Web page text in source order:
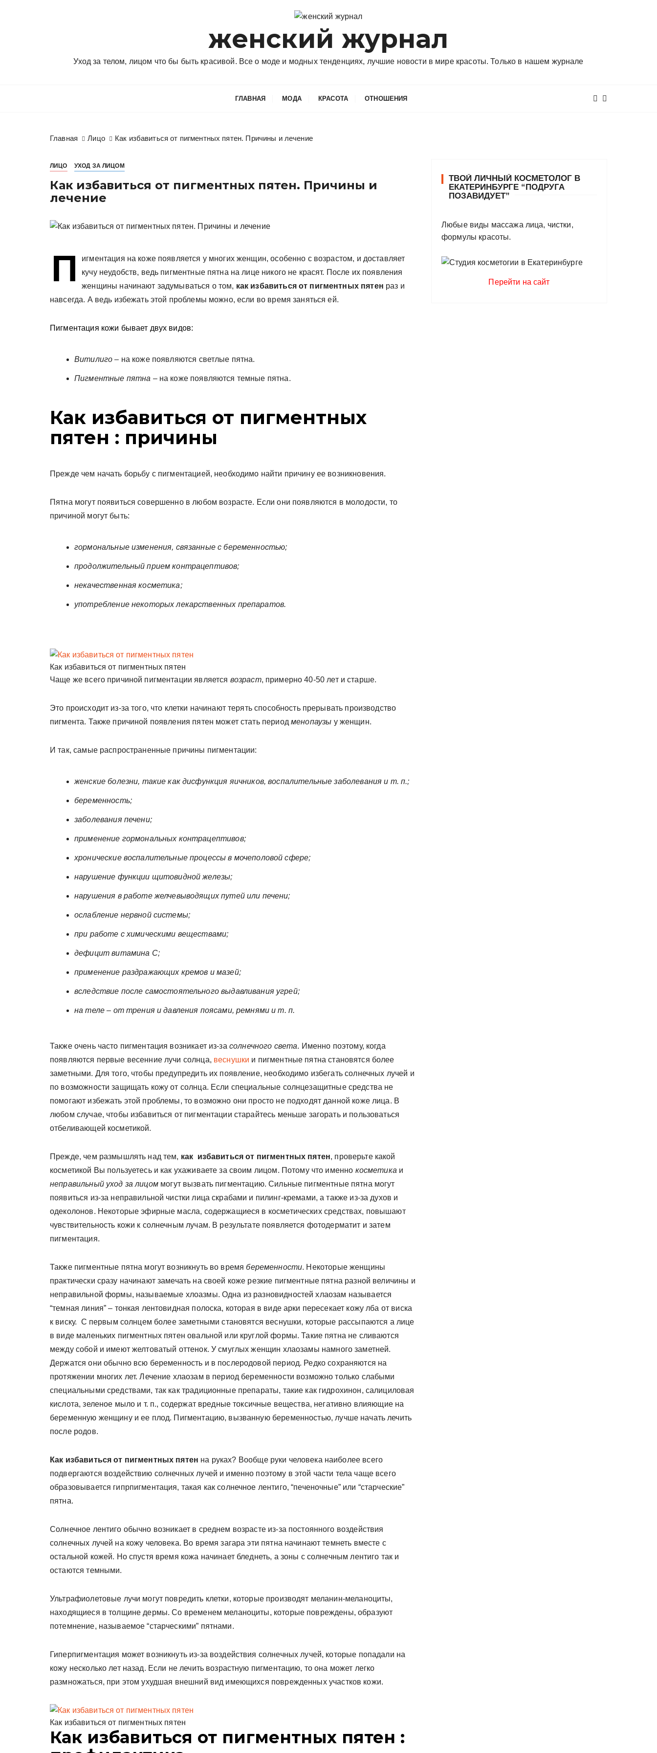
женский журнал
Уход за телом, лицом что бы быть красивой. Все о моде и модных тенденциях, лучшие новости в мире красоты. Только в нашем журнале
ГЛАВНАЯ МОДА КРАСОТА ОТНОШЕНИЯ
Главная Лицо Как избавиться от пигментных пятен. Причины и лечение
ЛИЦО УХОД ЗА ЛИЦОМ
Как избавиться от пигментных пятен. Причины и
лечение
П
игментация на коже появляется у многих женщин, особенно с возрастом, и доставляет
кучу неудобств, ведь пигментные пятна на лице никого не красят. После их появления
женщины начинают задумываться о том, как избавиться от пигментных пятен раз и
навсегда. А ведь избежать этой проблемы можно, если во время заняться ей.
Пигментация кожи бывает двух видов:
Витилиго – на коже появляются светлые пятна.
Пигментные пятна – на коже появляются темные пятна.
Как избавиться от пигментных
пятен : причины
Прежде чем начать борьбу с пигментацией, необходимо найти причину ее возникновения.
Пятна могут появиться совершенно в любом возрасте. Если они появляются в молодости, то
причиной могут быть:
гормональные изменения, связанные с беременностью;
продолжительный прием контрацептивов;
некачественная косметика;
употребление некоторых лекарственных препаратов.
Как избавиться от пигментных пятен
Чаще же всего причиной пигментации является возраст, примерно 40-50 лет и старше.
Это происходит из-за того, что клетки начинают терять способность прерывать производство
пигмента. Также причиной появления пятен может стать период менопаузы у женщин.
И так, самые распространенные причины пигментации:
женские болезни, такие как дисфункция яичников, воспалительные заболевания и т. п.;
беременность;
заболевания печени;
применение гормональных контрацептивов;
хронические воспалительные процессы в мочеполовой сфере;
нарушение функции щитовидной железы;
нарушения в работе желчевыводящих путей или печени;
ослабление нервной системы;
при работе с химическими веществами;
дефицит витамина С;
применение раздражающих кремов и мазей;
вследствие после самостоятельного выдавливания угрей;
на теле – от трения и давления поясами, ремнями и т. п.
Также очень часто пигментация возникает из-за солнечного света. Именно поэтому, когда
появляются первые весенние лучи солнца, веснушки и пигментные пятна становятся более
заметными. Для того, чтобы предупредить их появление, необходимо избегать солнечных лучей и
по возможности защищать кожу от солнца. Если специальные солнцезащитные средства не
помогают избежать этой проблемы, то возможно они просто не подходят данной коже лица. В
любом случае, чтобы избавиться от пигментации старайтесь меньше загорать и пользоваться
отбеливающей косметикой.
Прежде, чем размышлять над тем, как избавиться от пигментных пятен, проверьте какой
косметикой Вы пользуетесь и как ухаживаете за своим лицом. Потому что именно косметика и
неправильный уход за лицоммогут вызвать пигментацию. Сильные пигментные пятна могут
появиться из-за неправильной чистки лица скрабами и пилинг-кремами, а также из-за духов и
одеколонов. Некоторые эфирные масла, содержащиеся в косметических средствах, повышают
чувствительность кожи к солнечным лучам. В результате появляется фотодерматит и затем
пигментация.
Также пигментные пятна могут возникнуть во времябеременности. Некоторые женщины
практически сразу начинают замечать на своей коже резкие пигментные пятна разной величины и
неправильной формы, называемые хлоазмы. Одна из разновидностей хлаозам называется
“темная линия” – тонкая лентовидная полоска, которая в виде арки пересекает кожу лба от виска
к виску. С первым солнцем более заметными становятся веснушки, которые рассыпаются а лице
в виде маленьких пигментных пятен овальной или круглой формы. Такие пятна не сливаются
между собой и имеют желтоватый оттенок. У смуглых женщин хлаозамы намного заметней.
Держатся они обычно всю беременность и в послеродовой период. Редко сохраняются на
протяжении многих лет. Лечение хлаозам в период беременности возможно только слабыми
специальными средствами, так как традиционные препараты, такие как гидрохинон, салициловая
кислота, зеленое мыло и т. п., содержат вредные токсичные вещества, негативно влияющие на
беременную женщину и ее плод. Пигментацию, вызванную беременностью, лучше начать лечить
после родов.
Как избавиться от пигментных пятен на руках? Вообще руки человека наиболее всего
подвергаются воздействию солнечных лучей и именно поэтому в этой части тела чаще всего
образовывается гипрпигментация, такая как солнечное лентиго, “печеночные” или “старческие”
пятна.
Солнечное лентиго обычно возникает в среднем возрасте из-за постоянного воздействия
солнечных лучей на кожу человека. Во время загара эти пятна начинают темнеть вместе с
остальной кожей. Но спустя время кожа начинает бледнеть, а зоны с солнечным лентиго так и
остаются темными.
Ультрафиолетовые лучи могут повредить клетки, которые производят меланин-меланоциты,
находящиеся в толщине дермы. Со временем меланоциты, которые повреждены, образуют
потемнение, называемое “старческими” пятнами.
Гиперпигментация может возникнуть из-за воздействия солнечных лучей, которые попадали на
кожу несколько лет назад. Если не лечить возрастную пигментацию, то она может легко
размножаться, при этом ухудшая внешний вид имеющихся поврежденных участков кожи.
Как избавиться от пигментных пятен
Как избавиться от пигментных пятен :
ТВОЙ ЛИЧНЫЙ КОСМЕТОЛОГ В
ЕКАТЕРИНБУРГЕ “ПОДРУГА
ПОЗАВИДУЕТ”
Любые виды массажа лица, чистки,
формулы красоты.
Перейти на сайт